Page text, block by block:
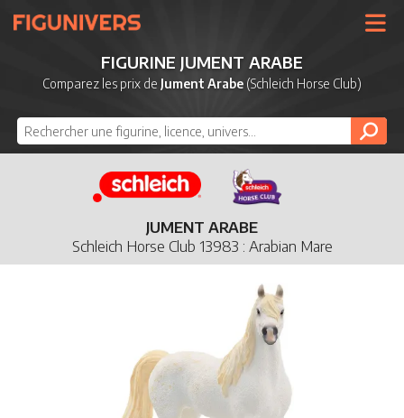
UNIVERS
LICENCES
NOUVEAUTÉS
DERNIERS AJOUTS
FIGURINE JUMENT ARABE
Comparez les prix de Jument Arabe (Schleich Horse Club)
JUMENT ARABE
Schleich Horse Club 13983 : Arabian Mare